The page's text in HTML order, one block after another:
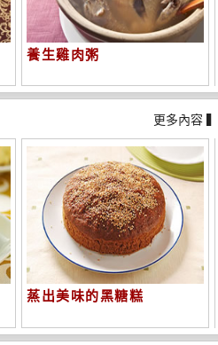
養生雞肉粥
更多內容 ▍
蒸出美味的黑糖糕